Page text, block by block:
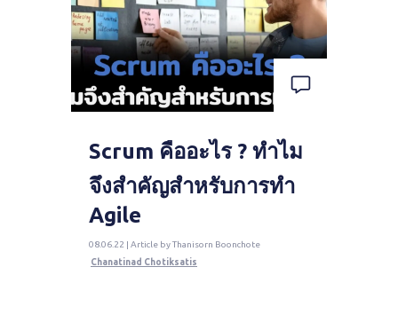
Scrum คืออะไร ? ทำไม
จึงสำคัญสำหรับการทำ
Agile
08.06.22 | Article by Thanisorn Boonchote
Chanatinad Chotiksatis